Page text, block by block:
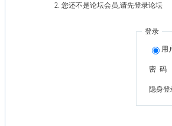
您还不是论坛会员,请先登录论坛
登录
用
密 码
隐身登